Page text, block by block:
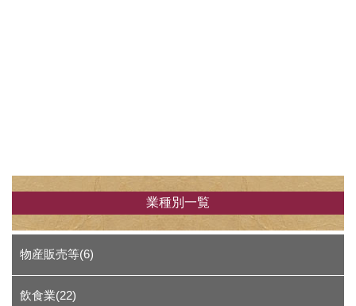
業種別一覧
物産販売等(6)
飲食業(22)